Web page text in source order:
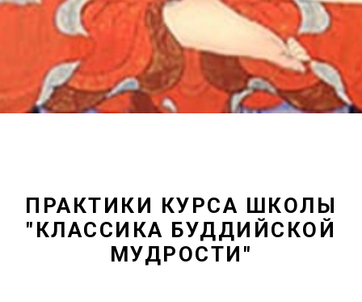
ПРАКТИКИ КУРСА ШКОЛЫ
"КЛАССИКА БУДДИЙСКОЙ
МУДРОСТИ"